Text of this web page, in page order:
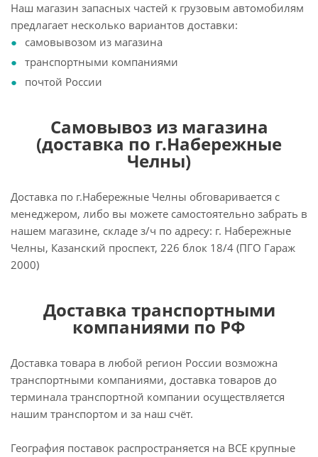
Наш магазин запасных частей к грузовым автомобилям
предлагает несколько вариантов доставки:
самовывозом из магазина
транспортными компаниями
почтой России
Самовывоз из магазина
(доставка по г.Набережные
Челны)
Доставка по г.Набережные Челны обговаривается с
менеджером, либо вы можете самостоятельно забрать в
нашем магазине, складе з/ч по адресу: г. Набережные
Челны, Казанский проспект, 226 блок 18/4 (ПГО Гараж
2000)
Доставка транспортными
компаниями по РФ
Доставка товара в любой регион России возможна
транспортными компаниями, доставка товаров до
терминала транспортной компании осуществляется
нашим транспортом и за наш счёт.
География поставок распространяется на ВСЕ крупные